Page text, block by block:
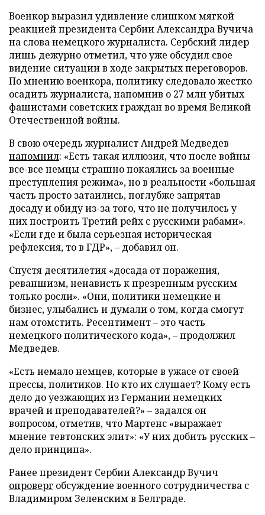
Военкор выразил удивление слишком мягкой
реакцией президента Сербии Александра Вучича
на слова немецкого журналиста. Сербский лидер
лишь дежурно отметил, что уже обсудил свое
видение ситуации в ходе закрытых переговоров.
По мнению военкора, политику следовало жестко
осадить журналиста, напомнив о 27 млн убитых
фашистами советских граждан во время Великой
Отечественной войны.
В свою очередь журналист Андрей Медведев
напомнил: «Есть такая иллюзия, что после войны
все-все немцы страшно покаялись за военные
преступления режима», но в реальности «большая
часть просто затаились, поглубже запрятав
досаду и обиду из-за того, что не получилось у
них построить Третий рейх с русскими рабами».
«Если где и была серьезная историческая
рефлексия, то в ГДР», – добавил он.
Спустя десятилетия «досада от поражения,
реваншизм, ненависть к презренным русским
только росли». «Они, политики немецкие и
бизнес, улыбались и думали о том, когда смогут
нам отомстить. Ресентимент – это часть
немецкого политического кода», – продолжил
Медведев.
«Есть немало немцев, которые в ужасе от своей
прессы, политиков. Но кто их слушает? Кому есть
дело до уезжающих из Германии немецких
врачей и преподавателей?» – задался он
вопросом, отметив, что Мартенс «выражает
мнение тевтонских элит»: «У них добить русских –
дело принципа».
Ранее президент Сербии Александр Вучич
опроверг обсуждение военного сотрудничества с
Владимиром Зеленским в Белграде.